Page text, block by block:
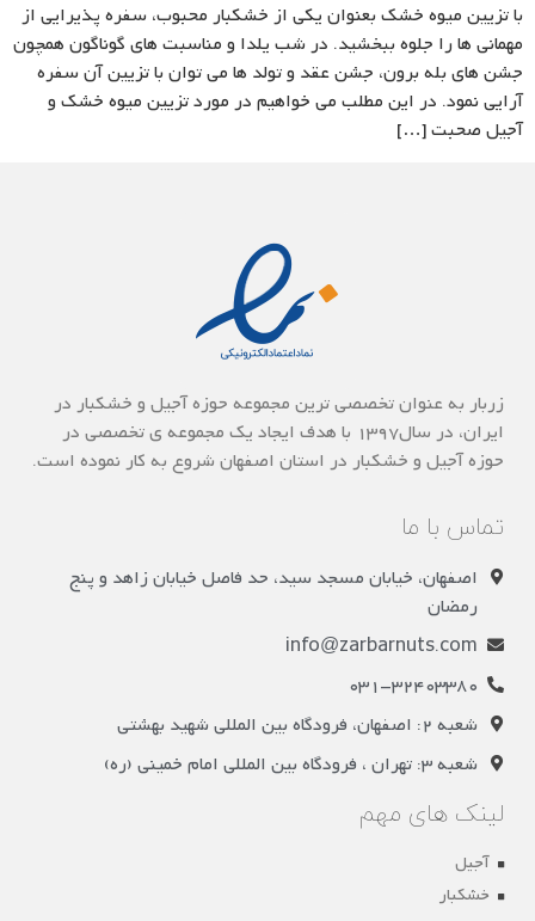
با تزیین میوه خشک بعنوان یکی از خشکبار محبوب، سفره پذیرایی از
مهمانی ها را جلوه ببخشید. در شب یلدا و مناسبت های گوناگون همچون
جشن های بله برون، جشن عقد و تولد ها می توان با تزیین آن سفره
آرایی نمود. در این مطلب می خواهیم در مورد تزیین میوه خشک و
آجیل صحبت […]
زربار به عنوان تخصصی ترین مجموعه حوزه آجیل و خشکبار در
ایران، در سال1397 با هدف ایجاد یک مجموعه ی تخصصی در
حوزه آجیل و خشکبار در استان اصفهان شروع به کار نموده است.
تماس با ما
اصفهان، خیابان مسجد سید، حد فاصل خیابان زاهد و پنج
رمضان
info@zarbarnuts.com
031-32403380
شعبه 2: اصفهان، فرودگاه بین المللی شهید بهشتی
شعبه 3: تهران ، فرودگاه بین المللی امام خمینی (ره)
لینک های مهم
آجیل
خشکبار